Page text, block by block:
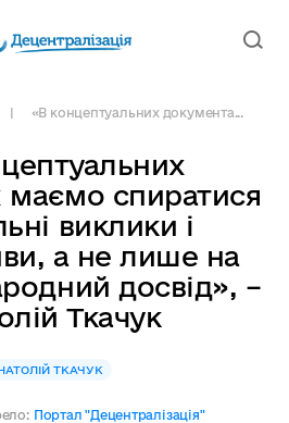
«В концептуальних документа...
маємо спиратися
виклики і
а не лише на
досвід», –
Ткачук
ТКАЧУК
Портал "Децентралізація"